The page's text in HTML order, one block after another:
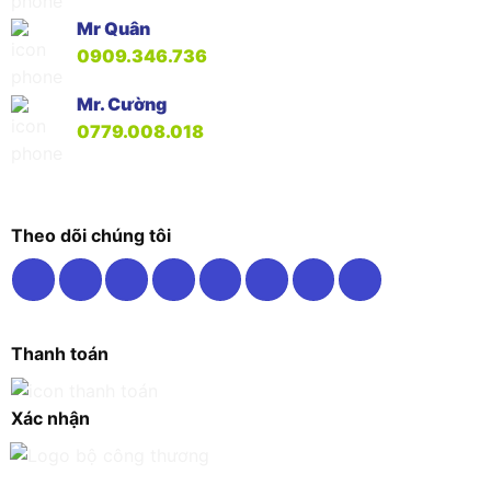
Mr Quân
0909.346.736
Mr. Cường
0779.008.018
Theo dõi chúng tôi
Thanh toán
Xác nhận